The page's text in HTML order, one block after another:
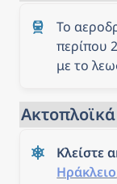
Το
περίπου
με το
Ακτοπλοϊκά
Ηράκλειο